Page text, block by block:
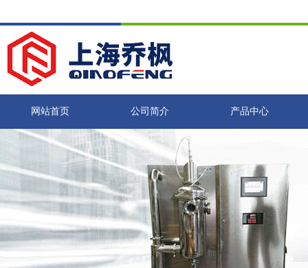
网站首页 公司简介 产品中心